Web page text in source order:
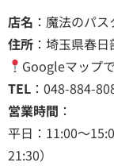
店名 ：魔法のパ
住所 ：埼玉県春
Googleマップ
TEL ：048-884-
営業時間 ：
平日：11:00～
21:30）